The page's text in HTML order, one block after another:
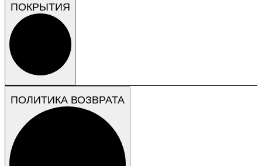
ПОКРЫТИЯ
ПОЛИТИКА ВОЗВРАТА